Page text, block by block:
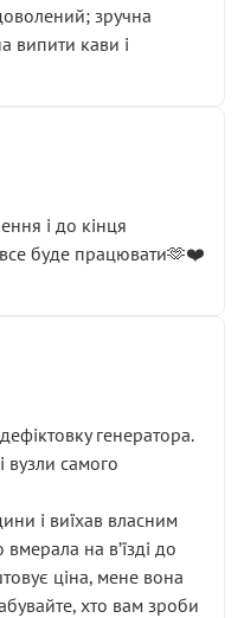
зручна
випити кави і
і до кінця
все буде працювати🫶❤️
генератора.
вузли самого
і виїхав власним
на вʼїзді до
ціна, мене вона
хто вам зроби